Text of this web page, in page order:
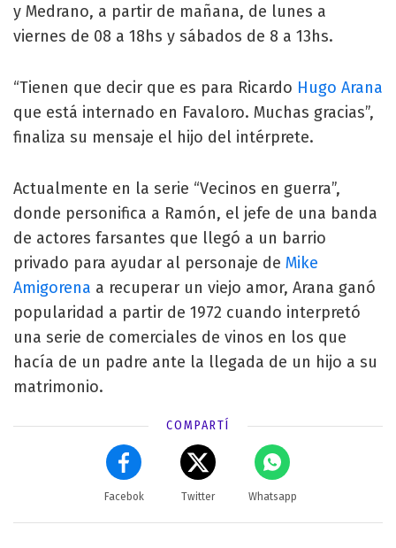
y Medrano, a partir de mañana, de lunes a
viernes de 08 a 18hs y sábados de 8 a 13hs.
“Tienen que decir que es para Ricardo Hugo Arana
que está internado en Favaloro. Muchas gracias”,
finaliza su mensaje el hijo del intérprete.
Actualmente en la serie “Vecinos en guerra”,
donde personifica a Ramón, el jefe de una banda
de actores farsantes que llegó a un barrio
privado para ayudar al personaje de Mike
Amigorena a recuperar un viejo amor, Arana ganó
popularidad a partir de 1972 cuando interpretó
una serie de comerciales de vinos en los que
hacía de un padre ante la llegada de un hijo a su
matrimonio.
COMPARTÍ
Facebok Twitter Whatsapp